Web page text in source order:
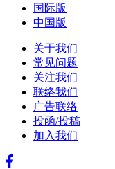
国际版
中国版
关于我们
常见问题
关注我们
联络我们
广告联络
投函/投稿
加入我们